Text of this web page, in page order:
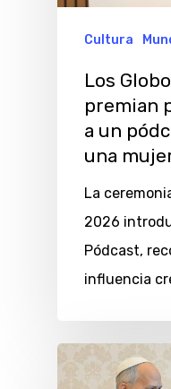
Cultura
Los
premian
a un
una
La
2026
Pódcast,
influencia